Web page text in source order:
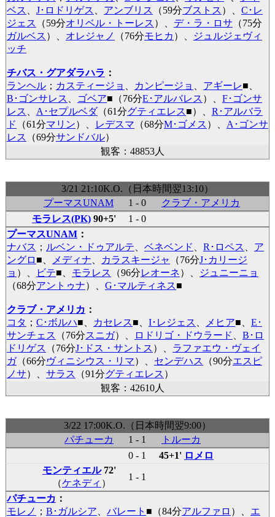
ベス
J･ロドリゲス アンブリス （59分ブストス ）、 C･レ
ジェス
（59分オリベル・トーレス ）、 デ・ラ・ロサ （75分
ガルベス ）、 オレジャノ （76分モヒカ ）、
ジュルジェヴィ
ッチ
チバス・グアダラハラ ：
ランヘル； カスティージョ カンピージョ アギーレ■
B･ゴンサレス
ゴベア■ （76分E･アルバレス ）、 F･ゴンサ
レス
A･セプルベダ（61分グティエレス■）、 R･アルバラ
ド
（61分マリン）、 レデスマ （68分M･ゴメス ）、 A･ゴンサ
レス
（69分サンドバル）
観客：48853人
3/21 21:10K.O.（日本時間翌13:10）
プーマスUNAM
1 - 0
クラブ・アメリカ
モラレス(PK)90+5'
1 - 0
プーマスUNAM：
ナバス ； ルベン・ドゥアルテ ベネベンド R･ロペス
ア
ングロ ■ メディナ カラスキージャ （76分J･カリージ
ョ ）、 ビテ■ モラレス （96分レオーネ）、
ジュニーニョ
（68分アントゥナ）、 G･マルティネス■
クラブ・アメリカ ：
コタ ； C･ボルハ■ カセレス■ I･レジェス メヒア■
E･
サンチェス
（76分スニガ）、 ロドリゴ・ドウラード
B･ロ
ドリゲス
（76分J･ドス・サントス ）、 ラファエウ・ヴェイ
ガ（66分ヴィニシウス・リマ）、 センデハス （90分エスピ
ノサ）、 サラス （91分グティエレス ）
観客：42610人
3/22 17:00K.O.（日本時間翌9:00）
パチューカ
1 - 1
トルーカ
0 - 1
45+1' ロメロ
モンティエル72'
（ケネディ ）
1 - 1
パチューカ ：
モレノ ； B･ガルシア バレート ■ （84分アルファロ ）、 エ